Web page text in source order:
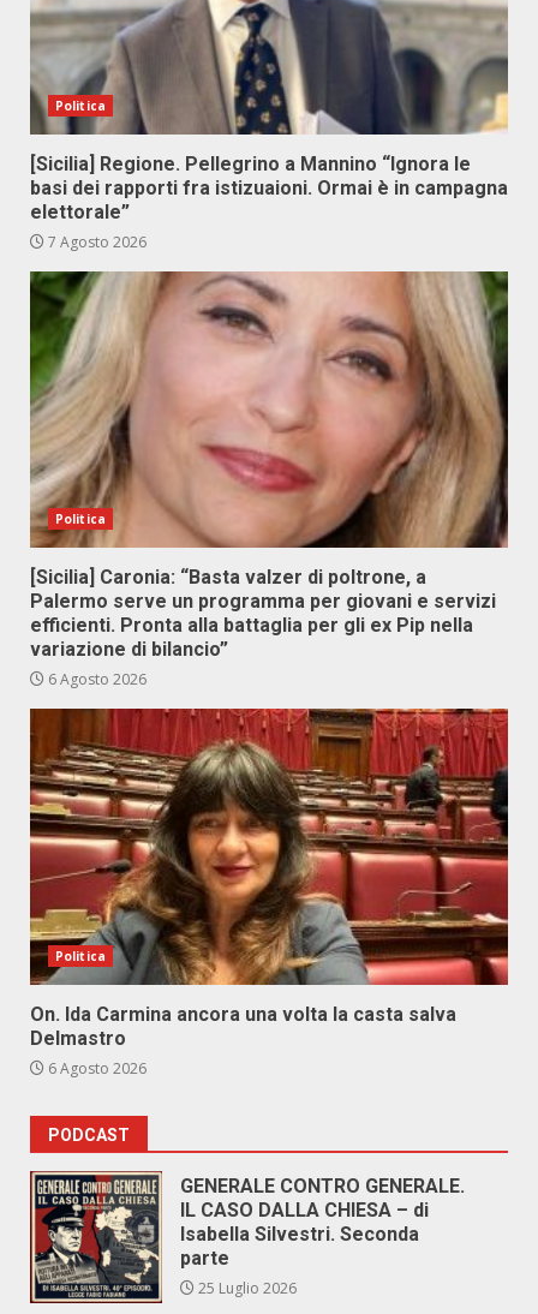
Politica
[Sicilia] Regione. Pellegrino a Mannino “Ignora le
basi dei rapporti fra istizuaioni. Ormai è in campagna
elettorale”
7 Agosto 2026
Politica
[Sicilia] Caronia: “Basta valzer di poltrone, a
Palermo serve un programma per giovani e servizi
efficienti. Pronta alla battaglia per gli ex Pip nella
variazione di bilancio”
6 Agosto 2026
Politica
On. Ida Carmina ancora una volta la casta salva
Delmastro
6 Agosto 2026
PODCAST
GENERALE CONTRO GENERALE.
IL CASO DALLA CHIESA – di
Isabella Silvestri. Seconda
parte
25 Luglio 2026